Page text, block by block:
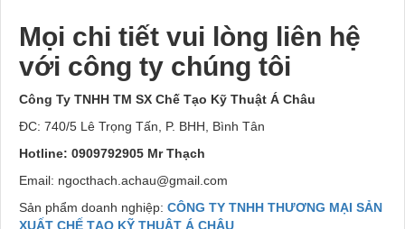
Mọi chi tiết vui lòng liên hệ
với công ty chúng tôi
Công Ty TNHH TM SX Chế Tạo Kỹ Thuật Á Châu
ĐC: 740/5 Lê Trọng Tấn, P. BHH, Bình Tân
Hotline: 0909792905 Mr Thạch
Email: ngocthach.achau@gmail.com
Sản phẩm doanh nghiệp: CÔNG TY TNHH THƯƠNG MẠI SẢN
XUẤT CHẾ TẠO KỸ THUẬT Á CHÂU